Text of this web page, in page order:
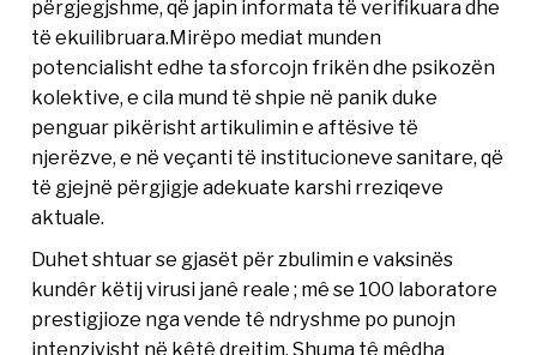
përgjegjshme, që japin informata të verifikuara dhe
të ekuilibruara.Mirëpo mediat munden
potencialisht edhe ta sforcojn frikën dhe psikozën
kolektive, e cila mund të shpie në panik duke
penguar pikërisht artikulimin e aftësive të
njerëzve, e në veçanti të institucioneve sanitare, që
të gjejnë përgjigje adekuate karshi rreziqeve
aktuale.
Duhet shtuar se gjasët për zbulimin e vaksinës
kundêr këtij virusi janê reale ; mê se 100 laboratore
prestigjioze nga vende tê ndryshme po punojn
intenzivisht në kêtê drejtim. Shuma tê mêdha